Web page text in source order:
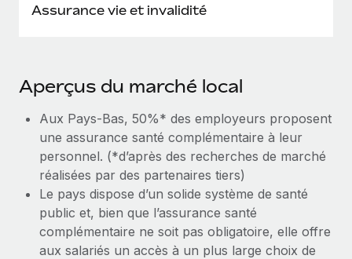
Assurance vie et invalidité
Aperçus du marché local
Aux Pays-Bas, 50%* des employeurs proposent
une assurance santé complémentaire à leur
personnel. (*d’après des recherches de marché
réalisées par des partenaires tiers)
Le pays dispose d’un solide système de santé
public et, bien que l’assurance santé
complémentaire ne soit pas obligatoire, elle offre
aux salariés un accès à un plus large choix de